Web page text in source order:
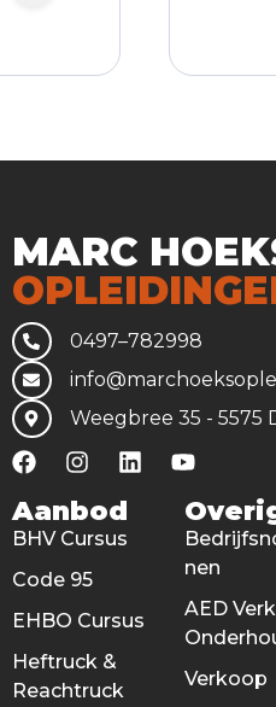
MARC
0497–782998
Weegbree 35 - 5575
Aanbod
BHV Cursus
Code 95
EHBO Cursus
Heftruck &
Reachtruck
nen
AED
Verkoop